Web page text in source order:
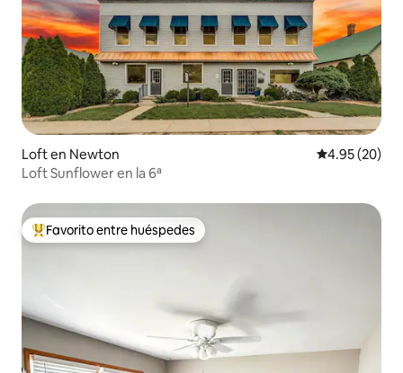
Loft en Newton Calificación
4.95 (20)
Loft Sunflower en la 6ª
De los mejores en Favorito entre huéspedes
Favorito entre huéspedes